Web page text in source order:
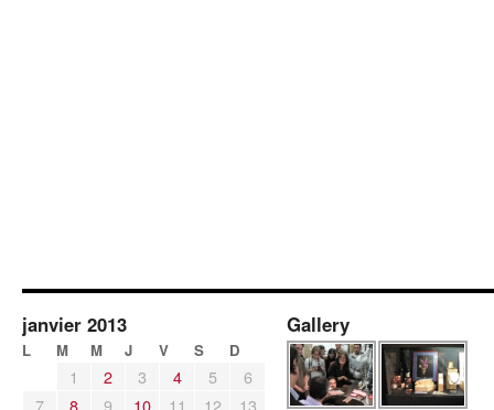
janvier 2013
L M M J V S D
1 2 3 4 5
6
7
8 9 10 11 12
13
Gallery